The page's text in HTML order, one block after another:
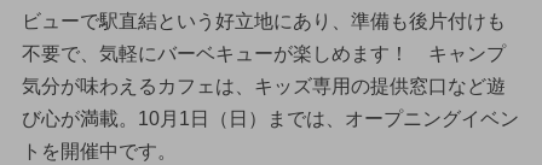
ビューで駅直結という好立地にあり、準備も後片付けも
不要で、気軽にバーベキューが楽しめます！ キャンプ
気分が味わえるカフェは、キッズ専用の提供窓口など遊
び心が満載。10月1日（日）までは、オープニングイベン
トを開催中です。